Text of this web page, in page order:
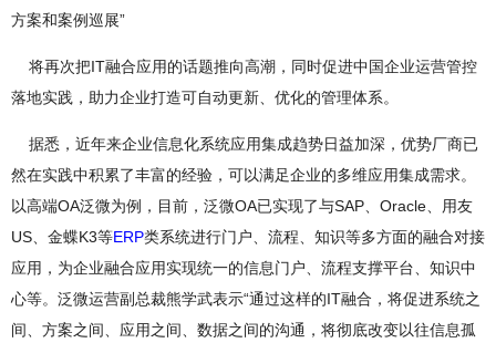
方案和案例巡展”
将再次把IT融合应用的话题推向高潮，同时促进中国企业运营管控
落地实践，助力企业打造可自动更新、优化的管理体系。
据悉，近年来企业信息化系统应用集成趋势日益加深，优势厂商已
然在实践中积累了丰富的经验，可以满足企业的多维应用集成需求。
以高端OA泛微为例，目前，泛微OA已实现了与SAP、Oracle、用友
US、金蝶K3等ERP类系统进行门户、流程、知识等多方面的融合对接
应用，为企业融合应用实现统一的信息门户、流程支撑平台、知识中
心等。泛微运营副总裁熊学武表示“通过这样的IT融合，将促进系统之
间、方案之间、应用之间、数据之间的沟通，将彻底改变以往信息孤